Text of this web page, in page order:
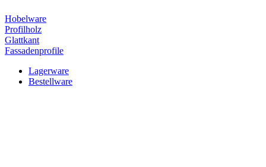
Hobelware
Profilholz
Glattkant
Fassadenprofile
Lagerware
Bestellware